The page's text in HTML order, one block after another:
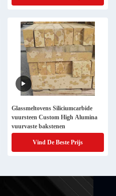
Glassmeltovens Siliciumcarbide
vuursteen Custom High Alumina
vuurvaste bakstenen
Vind De Beste Prijs